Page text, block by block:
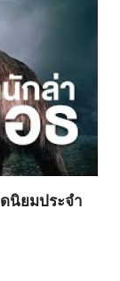
นิยมประจำ